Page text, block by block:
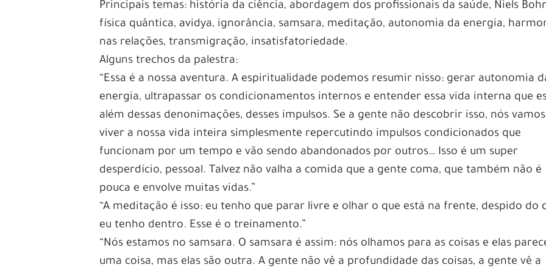
Principais temas: história da ciência, abordagem dos profissionais da saúde, Niels
física quântica, avidya, ignorância, samsara, meditação, autonomia da energia,
nas relações, transmigração, insatisfatoriedade.
Alguns trechos da palestra:
“Essa é a nossa aventura. A espiritualidade podemos resumir nisso: gerar autonomia
energia, ultrapassar os condicionamentos internos e entender essa vida interna que
além dessas denonimações, desses impulsos. Se a gente não descobrir isso, nós vamos
viver a nossa vida inteira simplesmente repercutindo impulsos condicionados que
funcionam por um tempo e vão sendo abandonados por outros… Isso é um super
desperdício, pessoal. Talvez não valha a comida que a gente coma, que também não é
pouca e envolve muitas vidas.”
“A meditação é isso: eu tenho que parar livre e olhar o que está na frente, despido do
eu tenho dentro. Esse é o treinamento.”
“Nós estamos no samsara. O samsara é assim: nós olhamos para as coisas e elas
uma coisa, mas elas são outra. A gente não vê a profundidade das coisas, a gente vê a